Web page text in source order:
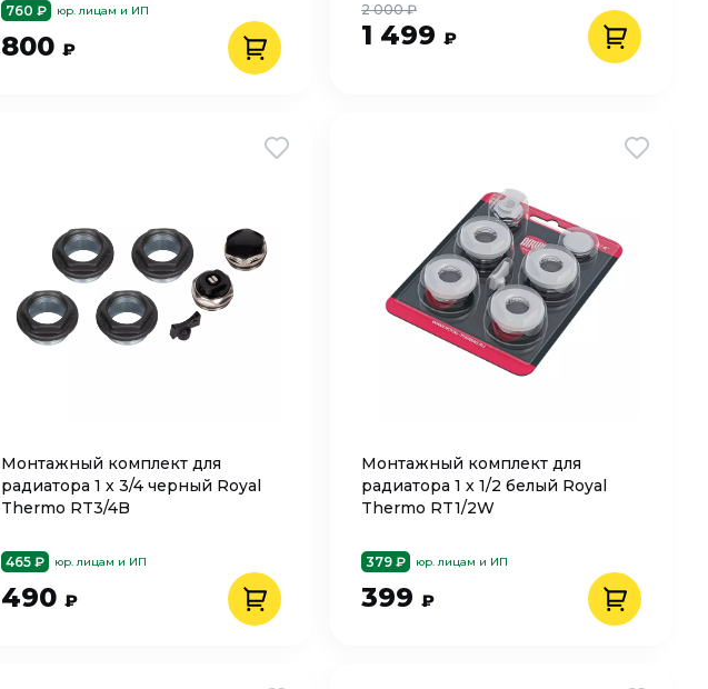
760 ₽ юр. лицам и ИП
800 ₽ 1 499 ₽
2 000 ₽
Монтажный комплект для
радиатора 1 х 3/4 черный Royal
Thermo RT3/4B
465 ₽ юр. лицам и ИП
490 ₽
Монтажный комплект для
радиатора 1 х 1/2 белый Royal
Thermo RT1/2W
379 ₽ юр. лицам и ИП
399 ₽